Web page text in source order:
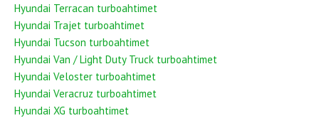
Hyundai Terracan turboahtimet
Hyundai Trajet turboahtimet
Hyundai Tucson turboahtimet
Hyundai Van / Light Duty Truck turboahtimet
Hyundai Veloster turboahtimet
Hyundai Veracruz turboahtimet
Hyundai XG turboahtimet